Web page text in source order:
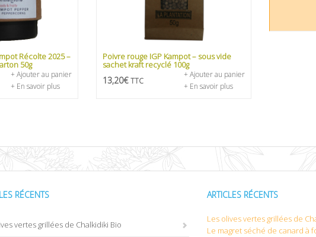
Récolte 2025 –
50g
+ Ajouter au panier
+ En savoir plus
Poivre rouge IGP Kampot – sous vide
sachet kraft recyclé 100g
13,20€ TTC
+ Ajouter au panier
+ En savoir plus
RÉCENTS
vertes grillées de Chalkidiki Bio
ARTICLES RÉCENTS
Les olives vertes grillées de
Le magret séché de canard à